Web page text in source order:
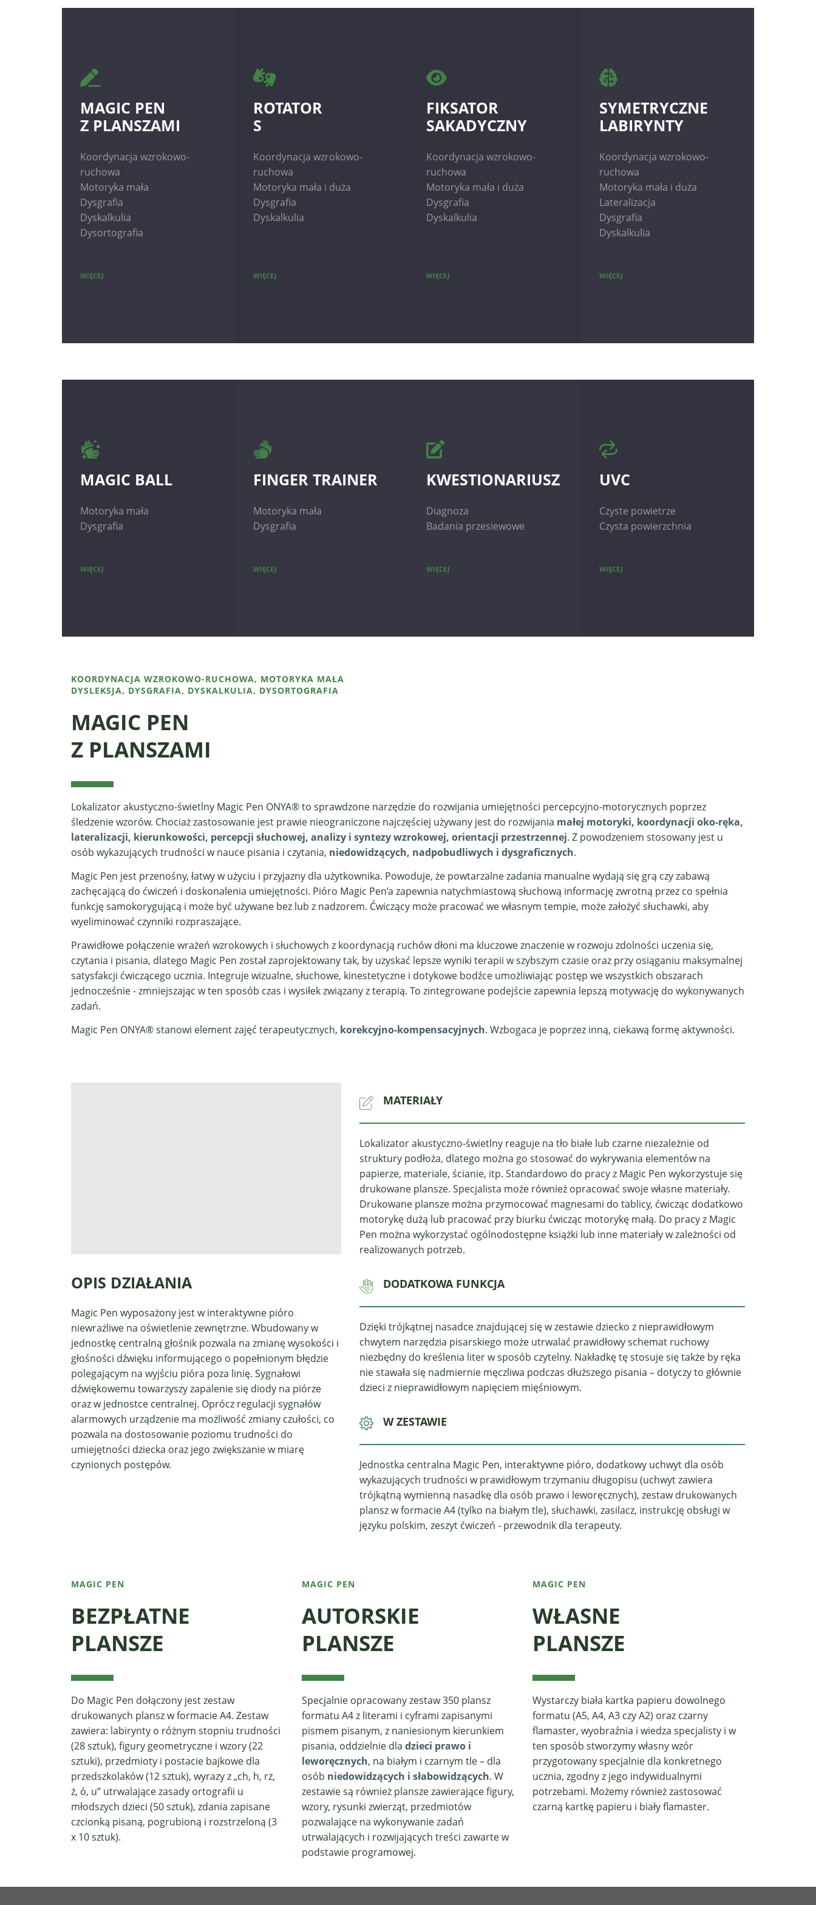
MAGIC PEN
Z PLANSZAMI
Koordynacja wzrokowo-
ruchowa
Motoryka mała
Dysgrafia
Dyskalkulia
Dysortografia
WIĘCEJ
ROTATOR
S
Koordynacja wzrokowo-
ruchowa
Motoryka mała i duża
Dysgrafia
Dyskalkulia
WIĘCEJ
FIKSATOR
SAKADYCZNY
Koordynacja wzrokowo-
ruchowa
Motoryka mała i duża
Dysgrafia
Dyskalkulia
WIĘCEJ
SYMETRYCZNE
LABIRYNTY
Koordynacja wzrokowo-
ruchowa
Motoryka mała i duża
Lateralizacja
Dysgrafia
Dyskalkulia
WIĘCEJ
MAGIC BALL
Motoryka mała
Dysgrafia
WIĘCEJ
FINGER TRAINER
Motoryka mała
Dysgrafia
WIĘCEJ
KWESTIONARIUSZ
Diagnoza
Badania przesiewowe
WIĘCEJ
UVC
Czyste powietrze
Czysta powierzchnia
WIĘCEJ
KOORDYNACJA WZROKOWO-RUCHOWA, MOTORYKA MAŁA
DYSLEKSJA, DYSGRAFIA, DYSKALKULIA, DYSORTOGRAFIA
MAGIC PEN
Z PLANSZAMI
Lokalizator akustyczno-świetlny Magic Pen ONYA® to sprawdzone narzędzie do rozwijania umiejętności percepcyjno-motorycznych poprzez
śledzenie wzorów. Chociaż zastosowanie jest prawie nieograniczone najczęściej używany jest do rozwijania małej motoryki, koordynacji oko-ręka,
lateralizacji, kierunkowości, percepcji słuchowej, analizy i syntezy wzrokowej, orientacji przestrzennej. Z powodzeniem stosowany jest u
osób wykazujących trudności w nauce pisania i czytania, niedowidzących, nadpobudliwych i dysgraficznych.
Magic Pen jest przenośny, łatwy w użyciu i przyjazny dla użytkownika. Powoduje, że powtarzalne zadania manualne wydają się grą czy zabawą
zachęcającą do ćwiczeń i doskonalenia umiejętności. Pióro Magic Pen’a zapewnia natychmiastową słuchową informację zwrotną przez co spełnia
funkcję samokorygującą i może być używane bez lub z nadzorem. Ćwiczący może pracować we własnym tempie, może założyć słuchawki, aby
wyeliminować czynniki rozpraszające.
Prawidłowe połączenie wrażeń wzrokowych i słuchowych z koordynacją ruchów dłoni ma kluczowe znaczenie w rozwoju zdolności uczenia się,
czytania i pisania, dlatego Magic Pen został zaprojektowany tak, by uzyskać lepsze wyniki terapii w szybszym czasie oraz przy osiąganiu maksymalnej
satysfakcji ćwiczącego ucznia. Integruje wizualne, słuchowe, kinestetyczne i dotykowe bodźce umożliwiając postęp we wszystkich obszarach
jednocześnie - zmniejszając w ten sposób czas i wysiłek związany z terapią. To zintegrowane podejście zapewnia lepszą motywację do wykonywanych
zadań.
Magic Pen ONYA® stanowi element zajęć terapeutycznych, korekcyjno-kompensacyjnych. Wzbogaca je poprzez inną, ciekawą formę aktywności.
OPIS DZIAŁANIA
Magic Pen wyposażony jest w interaktywne pióro
niewrażliwe na oświetlenie zewnętrzne. Wbudowany w
jednostkę centralną głośnik pozwala na zmianę wysokości i
głośności dźwięku informującego o popełnionym błędzie
polegającym na wyjściu pióra poza linię. Sygnałowi
dźwiękowemu towarzyszy zapalenie się diody na piórze
oraz w jednostce centralnej. Oprócz regulacji sygnałów
alarmowych urządzenie ma możliwość zmiany czułości, co
pozwala na dostosowanie poziomu trudności do
umiejętności dziecka oraz jego zwiększanie w miarę
czynionych postępów.
MATERIAŁY
Lokalizator akustyczno-świetlny reaguje na tło białe lub czarne niezależnie od
struktury podłoża, dlatego można go stosować do wykrywania elementów na
papierze, materiale, ścianie, itp. Standardowo do pracy z Magic Pen wykorzystuje się
drukowane plansze. Specjalista może również opracować swoje własne materiały.
Drukowane plansze można przymocować magnesami do tablicy, ćwicząc dodatkowo
motorykę dużą lub pracować przy biurku ćwicząc motorykę małą. Do pracy z Magic
Pen można wykorzystać ogólnodostępne książki lub inne materiały w zależności od
realizowanych potrzeb.
DODATKOWA FUNKCJA
Dzięki trójkątnej nasadce znajdującej się w zestawie dziecko z nieprawidłowym
chwytem narzędzia pisarskiego może utrwalać prawidłowy schemat ruchowy
niezbędny do kreślenia liter w sposób czytelny. Nakładkę tę stosuje się także by ręka
nie stawała się nadmiernie męczliwa podczas dłuższego pisania – dotyczy to głównie
dzieci z nieprawidłowym napięciem mięśniowym.
W ZESTAWIE
Jednostka centralna Magic Pen, interaktywne pióro, dodatkowy uchwyt dla osób
wykazujących trudności w prawidłowym trzymaniu długopisu (uchwyt zawiera
trójkątną wymienną nasadkę dla osób prawo i leworęcznych), zestaw drukowanych
plansz w formacie A4 (tylko na białym tle), słuchawki, zasilacz, instrukcję obsługi w
języku polskim, zeszyt ćwiczeń - przewodnik dla terapeuty.
MAGIC PEN
BEZPŁATNE
PLANSZE
Do Magic Pen dołączony jest zestaw
drukowanych plansz w formacie A4. Zestaw
zawiera: labirynty o różnym stopniu trudności
(28 sztuk), figury geometryczne i wzory (22
sztuki), przedmioty i postacie bajkowe dla
przedszkolaków (12 sztuk), wyrazy z „ch, h, rz,
ż, ó, u” utrwalające zasady ortografii u
młodszych dzieci (50 sztuk), zdania zapisane
czcionką pisaną, pogrubioną i rozstrzeloną (3
x 10 sztuk).
MAGIC PEN
AUTORSKIE
PLANSZE
Specjalnie opracowany zestaw 350 plansz
formatu A4 z literami i cyframi zapisanymi
pismem pisanym, z naniesionym kierunkiem
pisania, oddzielnie dla dzieci prawo i
leworęcznych, na białym i czarnym tle – dla
osób niedowidzących i słabowidzących. W
zestawie są również plansze zawierające figury,
wzory, rysunki zwierząt, przedmiotów
pozwalające na wykonywanie zadań
utrwalających i rozwijających treści zawarte w
podstawie programowej.
MAGIC PEN
WŁASNE
PLANSZE
Wystarczy biała kartka papieru dowolnego
formatu (A5, A4, A3 czy A2) oraz czarny
flamaster, wyobraźnia i wiedza specjalisty i w
ten sposób stworzymy własny wzór
przygotowany specjalnie dla konkretnego
ucznia, zgodny z jego indywidualnymi
potrzebami. Możemy również zastosować
czarną kartkę papieru i biały flamaster.